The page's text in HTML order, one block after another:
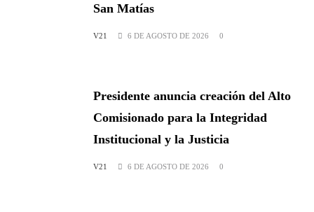
San Matías
V21 6 DE AGOSTO DE 2026 0
Presidente anuncia creación del Alto
Comisionado para la Integridad
Institucional y la Justicia
V21 6 DE AGOSTO DE 2026 0